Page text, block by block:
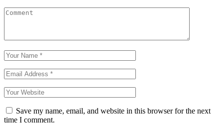
Save my name, email, and website in this browser for the next
time I comment.